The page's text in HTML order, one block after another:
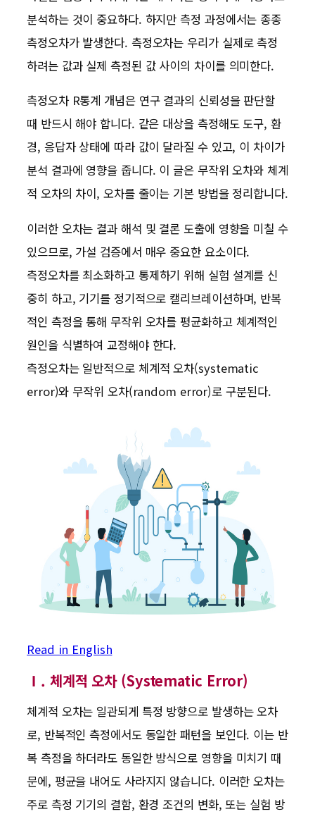
분석하는 것이 중요하다. 하지만 측정 과정에서는 종종
측정오차가 발생한다. 측정오차는 우리가 실제로 측정
하려는 값과 실제 측정된 값 사이의 차이를 의미한다.
측정오차 R통계 개념은 연구 결과의 신뢰성을 판단할
때 반드시 해야 합니다. 같은 대상을 측정해도 도구, 환
경, 응답자 상태에 따라 값이 달라질 수 있고, 이 차이가
분석 결과에 영향을 줍니다. 이 글은 무작위 오차와 체계
적 오차의 차이, 오차를 줄이는 기본 방법을 정리합니다.
이러한 오차는 결과 해석 및 결론 도출에 영향을 미칠 수
있으므로, 가설 검증에서 매우 중요한 요소이다.
측정오차를 최소화하고 통제하기 위해 실험 설계를 신
중히 하고, 기기를 정기적으로 캘리브레이션하며, 반복
적인 측정을 통해 무작위 오차를 평균화하고 체계적인
원인을 식별하여 교정해야 한다.
측정오차는 일반적으로 체계적 오차(systematic
error)와 무작위 오차(random error)로 구분된다.
Read in English
Ⅰ. 체계적 오차 (Systematic Error)
체계적 오차는 일관되게 특정 방향으로 발생하는 오차
로, 반복적인 측정에서도 동일한 패턴을 보인다. 이는 반
복 측정을 하더라도 동일한 방식으로 영향을 미치기 때
문에, 평균을 내어도 사라지지 않습니다. 이러한 오차는
주로 측정 기기의 결함, 환경 조건의 변화, 또는 실험 방